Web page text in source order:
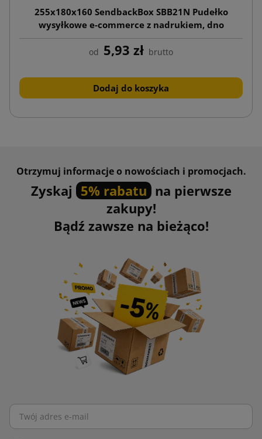
255x180x160 SendbackBox SBB21N Pudełko
wysyłkowe e-commerce z nadrukiem, dno
automatyczne
od 5,93 zł brutto
Dodaj do koszyka
Otrzymuj informacje o nowościach i promocjach.
Zyskaj 5% rabatu na pierwsze
zakupy!
Bądź zawsze na bieżąco!